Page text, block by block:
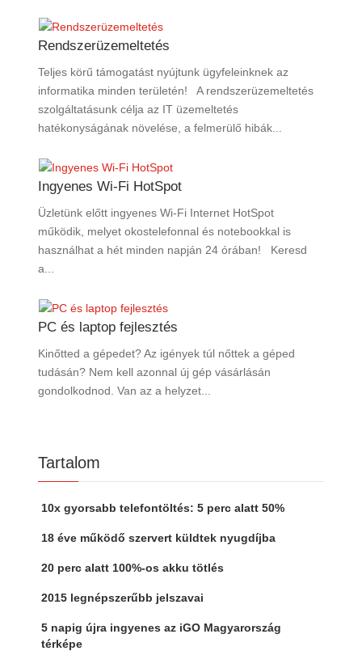
Rendszerüzemeltetés
Teljes körű támogatást nyújtunk ügyfeleinknek az
informatika minden területén! A rendszerüzemeltetés
szolgáltatásunk célja az IT üzemeltetés
hatékonyságának növelése, a felmerülő hibák...
Ingyenes Wi-Fi HotSpot
Üzletünk előtt ingyenes Wi-Fi Internet HotSpot
működik, melyet okostelefonnal és notebookkal is
használhat a hét minden napján 24 órában! Keresd
a...
PC és laptop fejlesztés
Kinőtted a gépedet? Az igények túl nőttek a géped
tudásán? Nem kell azonnal új gép vásárlásán
gondolkodnod. Van az a helyzet...
Tartalom
10x gyorsabb telefontöltés: 5 perc alatt 50%
18 éve működő szervert küldtek nyugdíjba
20 perc alatt 100%-os akku tötlés
2015 legnépszerűbb jelszavai
5 napig újra ingyenes az iGO Magyarország
térképe